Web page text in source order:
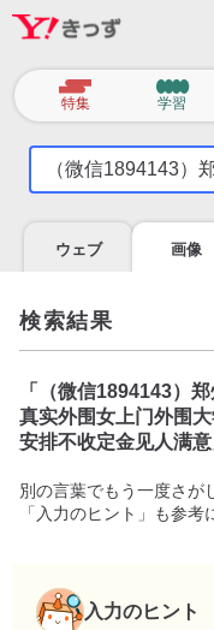
カ
テ
特集 学習
気
を
調
べ
よ
う
ウェブ 画像
検索結果
「
（微信1894143）
真实外围女上门外围
安排不收定金见人满意
別の言葉でもう一度さが
「入力のヒント」も参考
入力のヒント